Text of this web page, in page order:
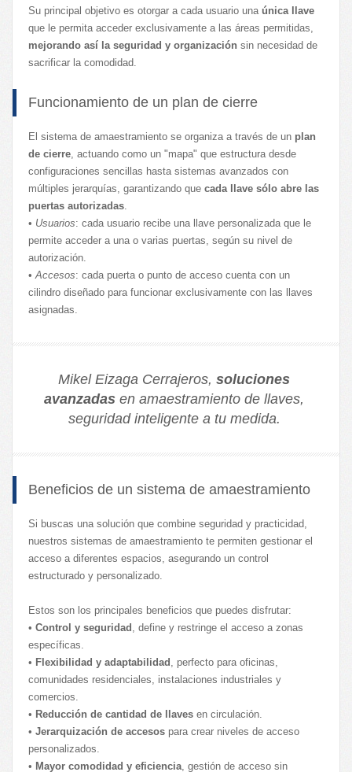
Su principal objetivo es otorgar a cada usuario una única llave
que le permita acceder exclusivamente a las áreas permitidas,
mejorando así la seguridad y organización sin necesidad de
sacrificar la comodidad.
Funcionamiento de un plan de cierre
El sistema de amaestramiento se organiza a través de un plan
de cierre , actuando como un "mapa" que estructura desde
configuraciones sencillas hasta sistemas avanzados con
múltiples jerarquías, garantizando que cada llave sólo abre las
puertas autorizadas
• Usuarios: cada usuario recibe una llave personalizada que le
permite acceder a una o varias puertas, según su nivel de
autorización.
• Accesos: cada puerta o punto de acceso cuenta con un
cilindro diseñado para funcionar exclusivamente con las llaves
asignadas.
Mikel Eizaga Cerrajeros, soluciones
avanzadas en amaestramiento de llaves,
seguridad inteligente a tu medida.
Beneficios de un sistema de amaestramiento
Si buscas una solución que combine seguridad y practicidad,
nuestros sistemas de amaestramiento te permiten gestionar el
acceso a diferentes espacios, asegurando un control
estructurado y personalizado.
Estos son los principales beneficios que puedes disfrutar:
• Control y seguridad , define y restringe el acceso a zonas
específicas.
• Flexibilidad y adaptabilidad , perfecto para oficinas,
comunidades residenciales, instalaciones industriales y
comercios.
• Reducción de cantidad de llaves en circulación.
• Jerarquización de accesos para crear niveles de acceso
personalizados.
• Mayor comodidad y eficiencia , gestión de acceso sin